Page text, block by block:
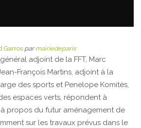
Garros par mairiedeparis
adjoint de la FFT, Marc
François Martins, adjoint à la
des sports et Penelope Komitès,
espaces verts, répondent à
propos du futur aménagement de
sur les travaux prévus dans le